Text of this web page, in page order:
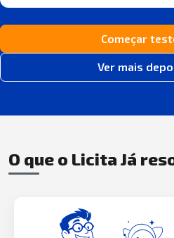
Começar
Ver mais
O que o Licita Já